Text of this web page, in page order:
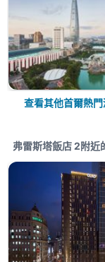
查看其他首爾熱
弗雷斯塔飯店 2附近